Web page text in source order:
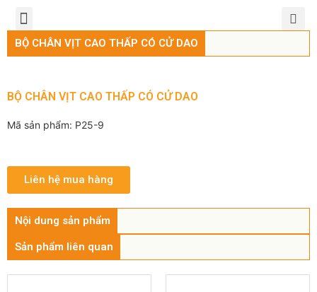
BỘ CHÂN VỊT CAO THẤP CÓ CỬ DAO
BỘ CHÂN VỊT CAO THẤP CÓ CỬ DAO
Mã sản phẩm: P25-9
Liên hệ mua hàng
Nội dung sản phẩm
Sản phẩm liên quan